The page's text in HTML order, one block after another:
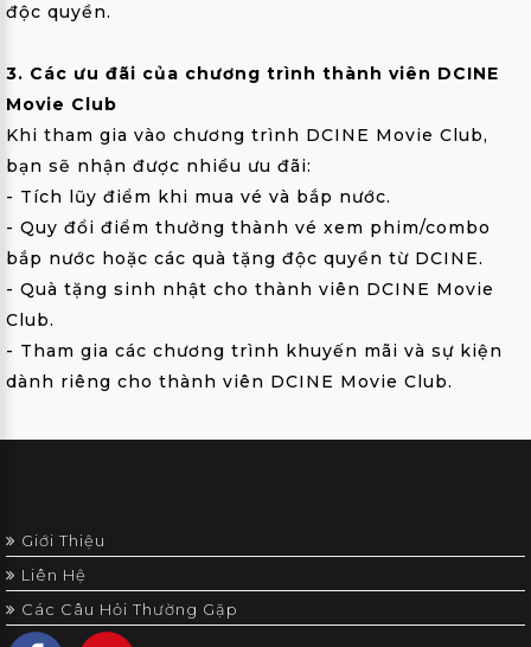
độc quyền.
3. Các ưu đãi của chương trình thành viên DCINE
Movie Club
Khi tham gia vào chương trình DCINE Movie Club,
bạn sẽ nhận được nhiều ưu đãi:
- Tích lũy điểm khi mua vé và bắp nước.
- Quy đổi điểm thưởng thành vé xem phim/combo
bắp nước hoặc các quà tặng độc quyền từ DCINE.
- Quà tặng sinh nhật cho thành viên DCINE Movie
Club.
- Tham gia các chương trình khuyến mãi và sự kiện
dành riêng cho thành viên DCINE Movie Club.
Giới Thiệu
Liên Hệ
Các Câu Hỏi Thường Gặp